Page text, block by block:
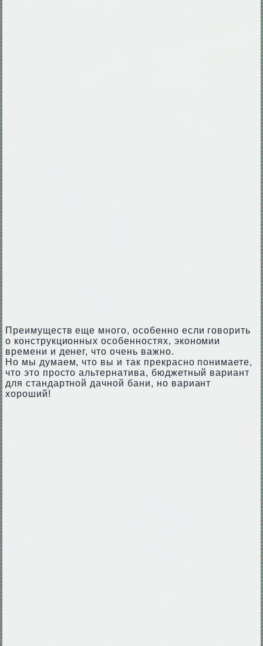
Преимуществ еще много, особенно если говорить
о конструкционных особенностях, экономии
времени и денег, что очень важно.
Но мы думаем, что вы и так прекрасно понимаете,
что это просто альтернатива, бюджетный вариант
для стандартной дачной бани, но вариант
хороший!